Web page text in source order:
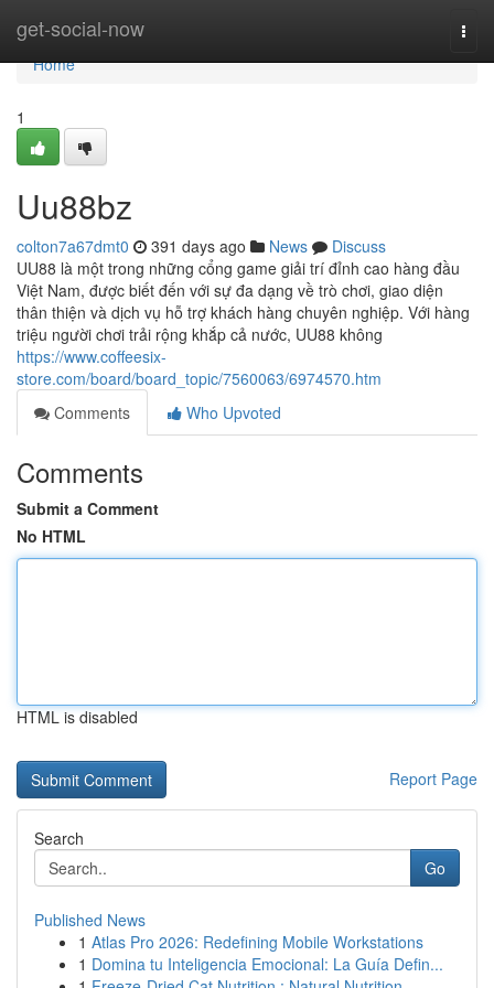
get-social-now
Home
Home
1
Uu88bz
colton7a67dmt0 391 days ago News
Discuss
UU88 là một trong những cổng game giải trí đỉnh cao hàng đầu
Việt Nam, được biết đến với sự đa dạng về trò chơi, giao diện
thân thiện và dịch vụ hỗ trợ khách hàng chuyên nghiệp. Với hàng
triệu người chơi trải rộng khắp cả nước, UU88 không
https://www.coffeesix-
store.com/board/board_topic/7560063/6974570.htm
Comments
Who Upvoted
Comments
Submit a Comment
No HTML
HTML is disabled
Report Page
Search
Go
Published News
1 Atlas Pro 2026: Redefining Mobile Workstations
1 Domina tu Inteligencia Emocional: La Guía Defin...